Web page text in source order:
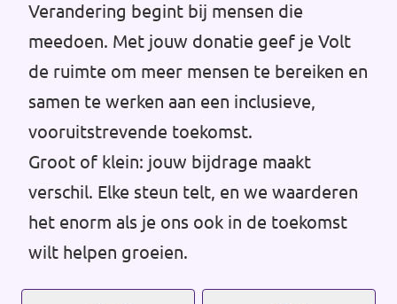
Afdelingen in de provincies
Volt Drenthe
Volt Fryslân
Volt Provincie Utrecht
...alle Volt provincies
Nieuws
Agenda
Word lid
Verandering begint bij mensen die
meedoen. Met jouw donatie geef je Volt
de ruimte om meer mensen te bereiken en
samen te werken aan een inclusieve,
vooruitstrevende toekomst.
Groot of klein: jouw bijdrage maakt
verschil. Elke steun telt, en we waarderen
het enorm als je ons ook in de toekomst
wilt helpen groeien.